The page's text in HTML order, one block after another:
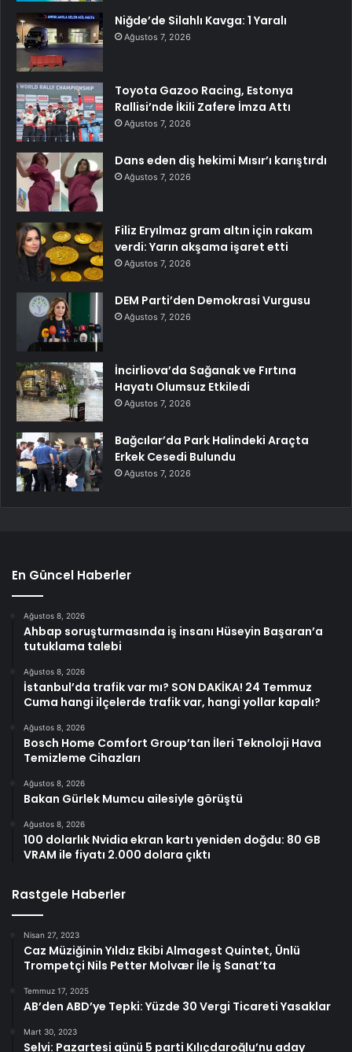
Niğde’de Silahlı Kavga: 1 Yaralı
Ağustos 7, 2026
Toyota Gazoo Racing, Estonya
Rallisi’nde İkili Zafere İmza Attı
Ağustos 7, 2026
Dans eden diş hekimi Mısır’ı karıştırdı
Ağustos 7, 2026
Filiz Eryılmaz gram altın için rakam
verdi: Yarın akşama işaret etti
Ağustos 7, 2026
DEM Parti’den Demokrasi Vurgusu
Ağustos 7, 2026
İncirliova’da Sağanak ve Fırtına
Hayatı Olumsuz Etkiledi
Ağustos 7, 2026
Bağcılar’da Park Halindeki Araçta
Erkek Cesedi Bulundu
Ağustos 7, 2026
En Güncel Haberler
Ağustos 8, 2026
Ahbap soruşturmasında iş insanı Hüseyin Başaran’a
tutuklama talebi
Ağustos 8, 2026
İstanbul’da trafik var mı? SON DAKİKA! 24 Temmuz
Cuma hangi ilçelerde trafik var, hangi yollar kapalı?
Ağustos 8, 2026
Bosch Home Comfort Group’tan İleri Teknoloji Hava
Temizleme Cihazları
Ağustos 8, 2026
Bakan Gürlek Mumcu ailesiyle görüştü
Ağustos 8, 2026
100 dolarlık Nvidia ekran kartı yeniden doğdu: 80 GB
VRAM ile fiyatı 2.000 dolara çıktı
Rastgele Haberler
Nisan 27, 2023
Caz Müziğinin Yıldız Ekibi Almagest Quintet, Ünlü
Trompetçi Nils Petter Molvær İle İş Sanat’ta
Temmuz 17, 2025
AB’den ABD’ye Tepki: Yüzde 30 Vergi Ticareti Yasaklar
Mart 30, 2023
Selvi: Pazartesi günü 5 parti Kılıçdaroğlu’nu aday